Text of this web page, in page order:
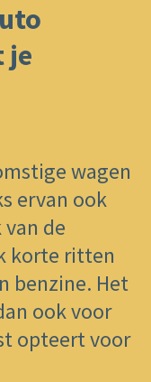
je
wagen
ervan ook
de
korte ritten
benzine. Het
ook voor
opteert voor